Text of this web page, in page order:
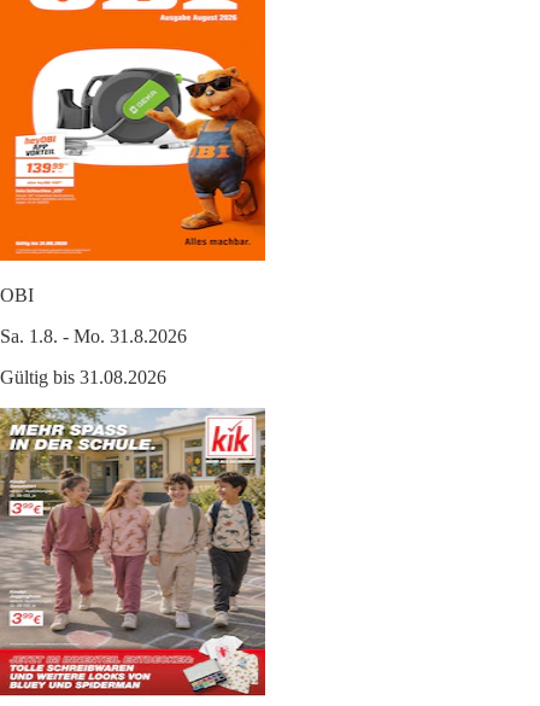
OBI
Sa. 1.8. - Mo. 31.8.2026
Gültig bis 31.08.2026